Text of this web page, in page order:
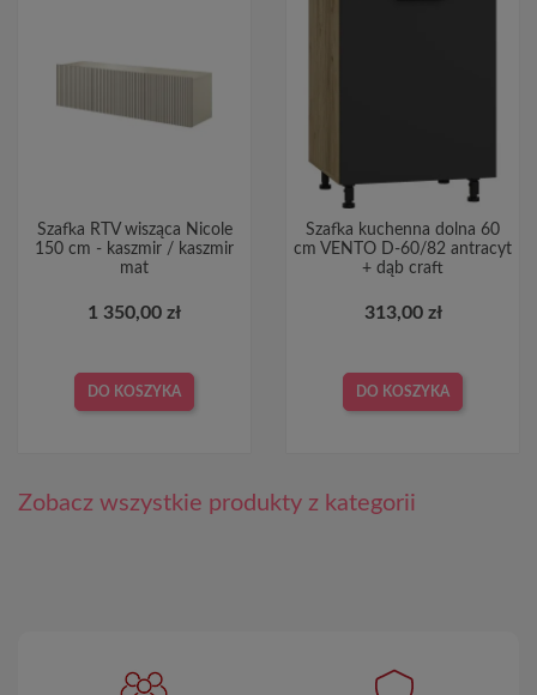
Szafka RTV wisząca Nicole
150 cm - kaszmir / kaszmir
mat
1 350,00 zł
DO KOSZYKA
Szafka kuchenna dolna 60
cm VENTO D-60/82 antracyt
+ dąb craft
313,00 zł
DO KOSZYKA
Zobacz wszystkie produkty z kategorii